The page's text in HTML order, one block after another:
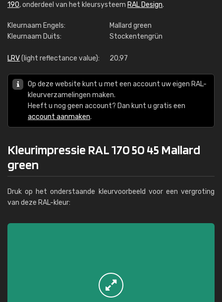
190, onderdeel van het kleursysteem RAL Design.
Kleurnaam Engels:
Mallard green
Kleurnaam Duits:
Stockentengrün
LRV(light reflectance value): 20,97
Op deze website kunt u met een account uw eigen RAL-
kleurverzamelingen maken.
Heeft u nog geen account? Dan kunt u gratis een
account aanmaken.
Kleurimpressie RAL 170 50 45 Mallard
green
Druk op het onderstaande kleurvoorbeeld voor een vergroting
van deze RAL-kleur: